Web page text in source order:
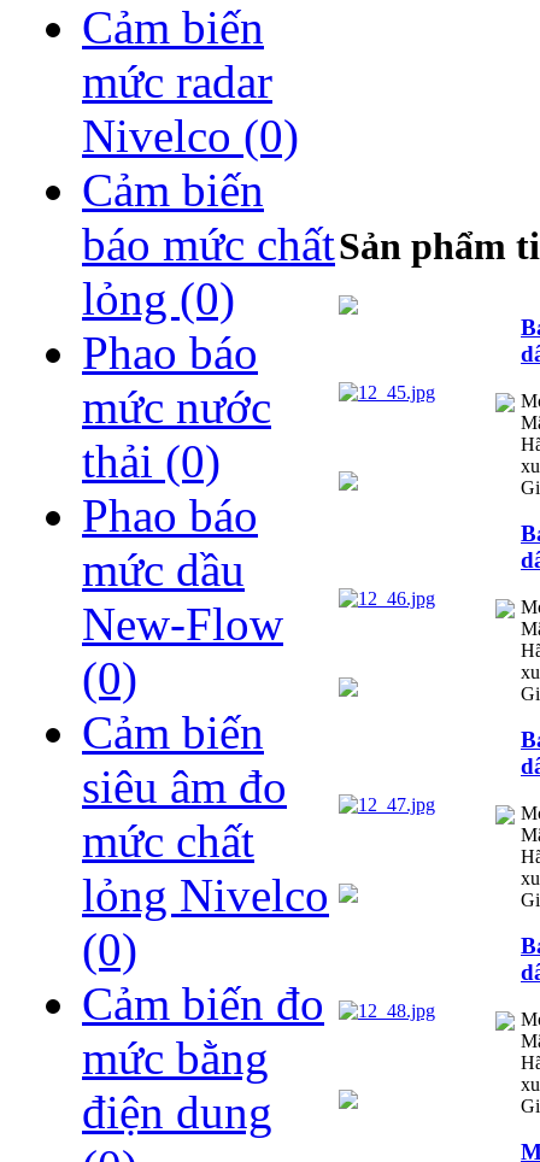
Cảm biến
mức radar
Nivelco (0)
Cảm biến
báo mức chất
lỏng (0)
Phao báo
mức nước
thải (0)
Phao báo
mức dầu
New-Flow
(0)
Cảm biến
siêu âm đo
mức chất
lỏng Nivelco
(0)
Cảm biến đo
mức bằng
điện dung
Sản phẩm